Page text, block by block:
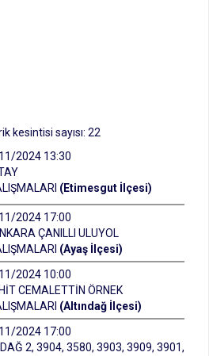
kesintisi sayısı: 22
2024 13:30
(Etimesgut İlçesi)
2024 17:00
ÇANILLI ULUYOL
(Ayaş İlçesi)
2024 10:00
CEMALETTİN ÖRNEK
(Altındağ İlçesi)
2024 17:00
2, 3904, 3580, 3903, 3909, 3901,